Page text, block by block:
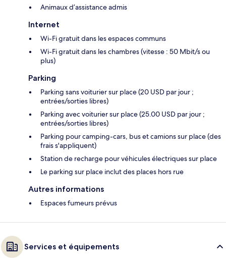
Animaux d’assistance admis
Internet
Wi-Fi gratuit dans les espaces communs
Wi-Fi gratuit dans les chambres (vitesse : 50 Mbit/s ou
plus)
Parking
Parking sans voiturier sur place (20 USD par jour ;
entrées/sorties libres)
Parking avec voiturier sur place (25.00 USD par jour ;
entrées/sorties libres)
Parking pour camping-cars, bus et camions sur place (des
frais s'appliquent)
Station de recharge pour véhicules électriques sur place
Le parking sur place inclut des places hors rue
Autres informations
Espaces fumeurs prévus
Services et équipements